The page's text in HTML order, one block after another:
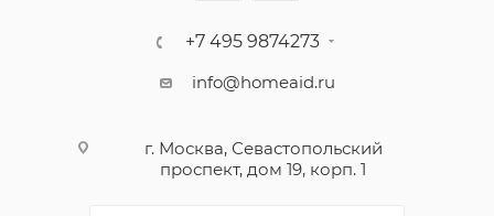
+7 495 9874273
info@homeaid.ru
г. Москва, Севастопольский
проспект, дом 19, корп. 1